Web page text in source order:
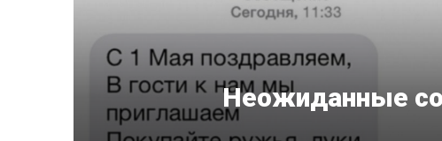
Неожиданные